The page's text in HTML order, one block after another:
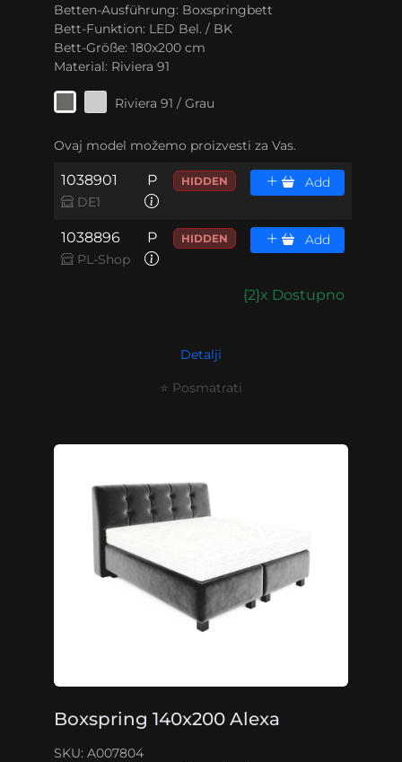
Betten-Ausführung: Boxspringbett
Bett-Funktion: LED Bel. / BK
Bett-Größe: 180x200 cm
Material: Riviera 91
Riviera 91 / Grau
Ovaj model možemo proizvesti za Vas.
1038901
DE1
P HIDDEN Add
1038896
PL-Shop
P HIDDEN Add
{2}x Dostupno
Detalji
⭐ Posmatrati
Boxspring 140x200 Alexa
SKU: A007804